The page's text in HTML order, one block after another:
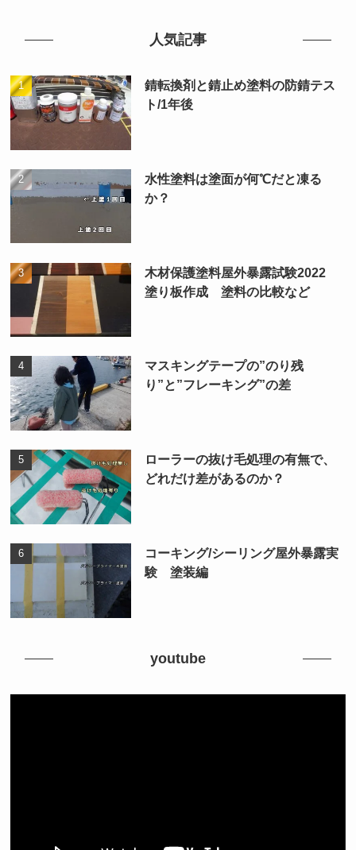
人気記事
錆転換剤と錆止め塗料の防錆テス
ト/1年後
水性塗料は塗面が何℃だと凍る
か？
木材保護塗料屋外暴露試験2022
塗り板作成 塗料の比較など
マスキングテープの”のり残
り”と”フレーキング”の差
ローラーの抜け毛処理の有無で、
どれだけ差があるのか？
コーキング/シーリング屋外暴露実
験 塗装編
youtube